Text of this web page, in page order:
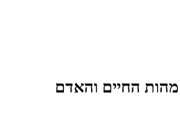
החיים והאדם